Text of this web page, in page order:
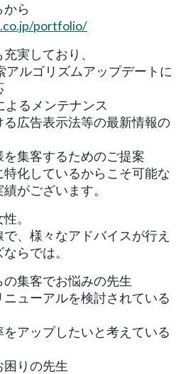
ら
portfolio/
実しており、
アルゴリズムアップデートに
よるメンテナンス
る広告表示法等の最新情報の
を集客するためのご提案
化しているからこそ可能な
がございます。
。
、様々なアドバイスが行え
らでは。
の集客でお悩みの先生
ニューアルを検討されている
をアップしたいと考えている
困りの先生